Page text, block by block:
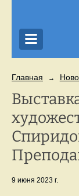
Главная →
9 июня 2023 г.